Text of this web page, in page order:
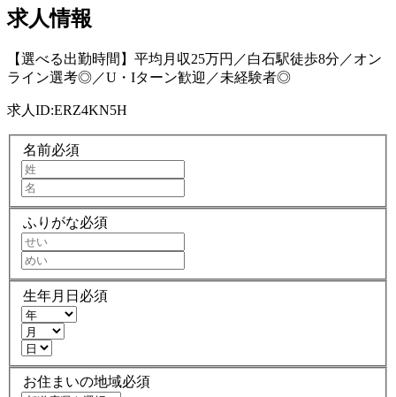
求人情報
【選べる出勤時間】平均月収25万円／白石駅徒歩8分／オン
ライン選考◎／U・Iターン歓迎／未経験者◎
求人ID:ERZ4KN5H
名前必須
ふりがな必須
生年月日 必須
お住まいの地域必須